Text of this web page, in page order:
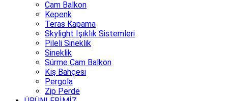
Cam Balkon
Kepenk
Teras Kapama
Skylight Işıklık Sistemleri
Pileli Sineklik
Sineklik
Sürme Cam Balkon
Kış Bahçesi
Pergola
Zip Perde